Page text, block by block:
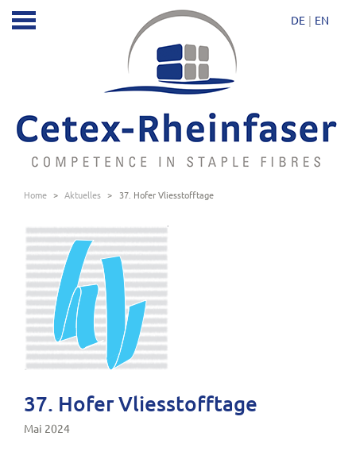
DE EN
Home > Aktuelles > 37. Hofer Vliesstofftage
37. Hofer Vliesstofftage
Mai 2024